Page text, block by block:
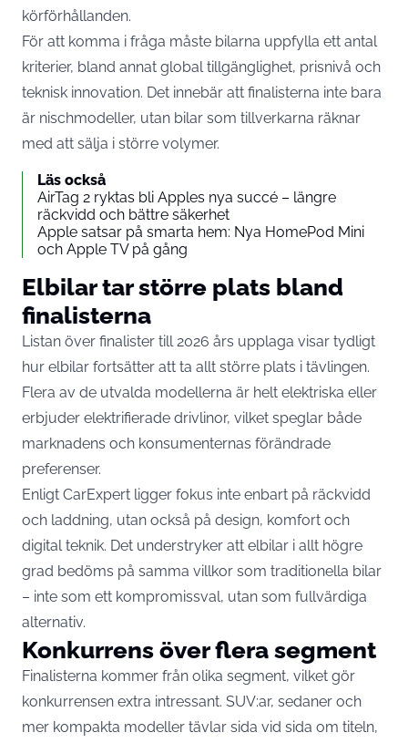
körförhållanden.
För att komma i fråga måste bilarna uppfylla ett antal
kriterier, bland annat global tillgänglighet, prisnivå och
teknisk innovation. Det innebär att finalisterna inte bara
är nischmodeller, utan bilar som tillverkarna räknar
med att sälja i större volymer.
Läs också
AirTag 2 ryktas bli Apples nya succé – längre
räckvidd och bättre säkerhet
Apple satsar på smarta hem: Nya HomePod Mini
och Apple TV på gång
Elbilar tar större plats bland
finalisterna
Listan över finalister till 2026 års upplaga visar tydligt
hur elbilar fortsätter att ta allt större plats i tävlingen.
Flera av de utvalda modellerna är helt elektriska eller
erbjuder elektrifierade drivlinor, vilket speglar både
marknadens och konsumenternas förändrade
preferenser.
Enligt CarExpert ligger fokus inte enbart på räckvidd
och laddning, utan också på design, komfort och
digital teknik. Det understryker att elbilar i allt högre
grad bedöms på samma villkor som traditionella bilar
– inte som ett kompromissval, utan som fullvärdiga
alternativ.
Konkurrens över flera segment
Finalisterna kommer från olika segment, vilket gör
konkurrensen extra intressant. SUV:ar, sedaner och
mer kompakta modeller tävlar sida vid sida om titeln,